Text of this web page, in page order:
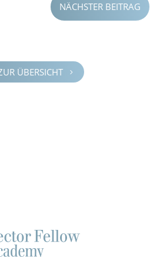
NÄCHSTER BEITRAG
ÜBERSICHT 5